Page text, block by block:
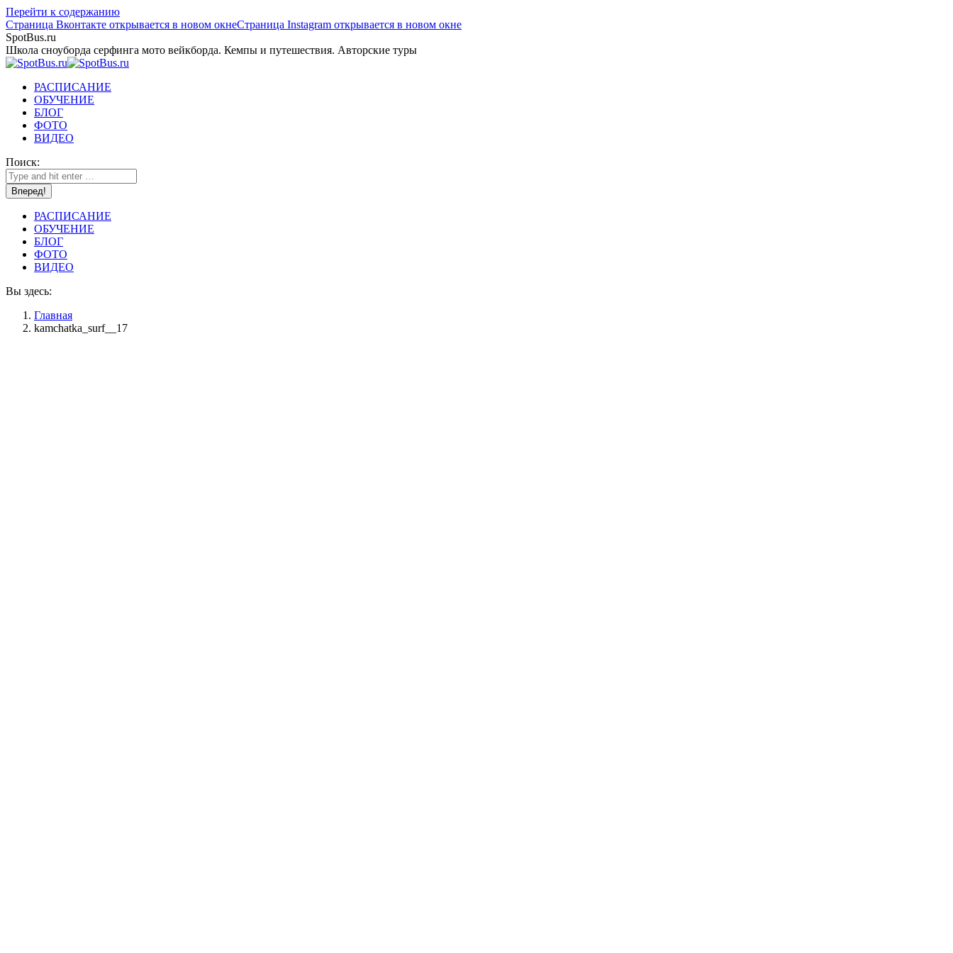
Перейти к содержанию
Страница Вконтакте открывается в новом окнеСтраница Instagram открывается в новом окне
SpotBus.ru
Школа сноуборда серфинга мото вейкборда. Кемпы и путешествия. Авторские туры
РАСПИСАНИЕ
ОБУЧЕНИЕ
БЛОГ
ФОТО
ВИДЕО
Поиск:
РАСПИСАНИЕ
ОБУЧЕНИЕ
БЛОГ
ФОТО
ВИДЕО
Вы здесь:
Главная
kamchatka_surf__17